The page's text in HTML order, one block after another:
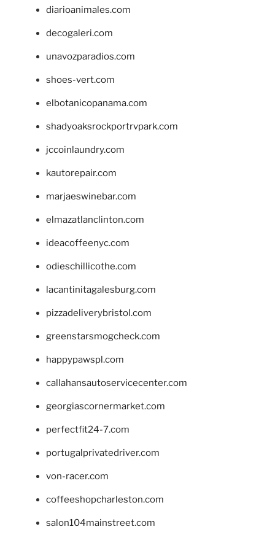
diarioanimales.com
decogaleri.com
unavozparadios.com
shoes-vert.com
elbotanicopanama.com
shadyoaksrockportrvpark.com
jccoinlaundry.com
kautorepair.com
marjaeswinebar.com
elmazatlanclinton.com
ideacoffeenyc.com
odieschillicothe.com
lacantinitagalesburg.com
pizzadeliverybristol.com
greenstarsmogcheck.com
happypawspl.com
callahansautoservicecenter.com
georgiascornermarket.com
perfectfit24-7.com
portugalprivatedriver.com
von-racer.com
coffeeshopcharleston.com
salon104mainstreet.com